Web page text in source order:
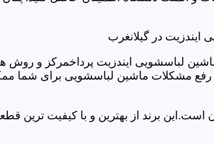
در گیلانغرب
لباسشویی ایندزیت پرداخمرکز و روش
رفع مشکلات ماشین لباسشویی برای شما
است.این برند از بهترین و با کیفیت ترین